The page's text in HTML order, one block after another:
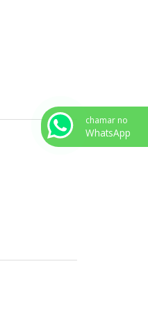
chamar no
WhatsApp